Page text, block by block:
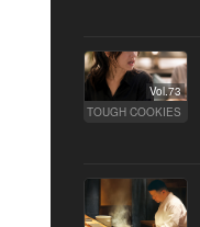
Vol.73
TOUGH COOKIES